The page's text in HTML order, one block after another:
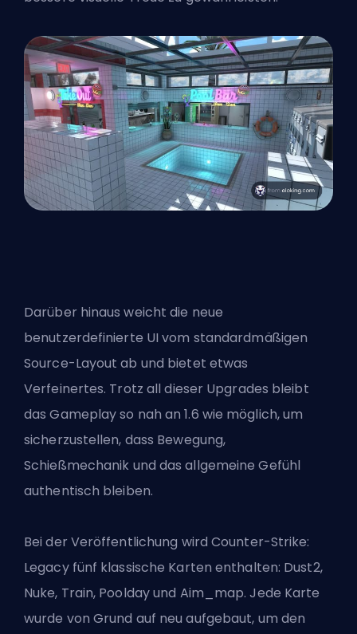
Darüber hinaus weicht die neue
benutzerdefinierte UI vom standardmäßigen
Source-Layout ab und bietet etwas
Verfeinertes. Trotz all dieser Upgrades bleibt
das Gameplay so nah an 1.6 wie möglich, um
sicherzustellen, dass Bewegung,
Schießmechanik und das allgemeine Gefühl
authentisch bleiben.
Bei der Veröffentlichung wirdCounter-Strike:
Legacy fünf klassische Karten enthalten: Dust2,
Nuke, Train, Poolday und Aim_map. Jede Karte
wurde von Grund auf neu aufgebaut, um den